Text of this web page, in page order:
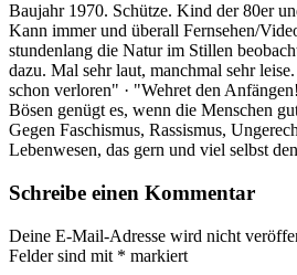
Baujahr 1970. Schütze. Kind der 80er
Kann immer und überall Fernsehen/
stundenlang die Natur im Stillen
dazu. Mal sehr laut, manchmal sehr
schon verloren" · "Wehret den
Bösen genügt es, wenn die Menschen
Gegen Faschismus, Rassismus,
Lebenwesen, das gern und viel selbst
Schreibe einen Kommentar
Deine E-Mail-Adresse wird nicht
Felder sind mit * markiert